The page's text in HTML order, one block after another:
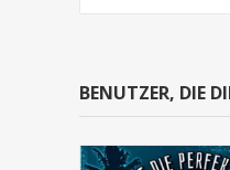
BENUTZER, DIE